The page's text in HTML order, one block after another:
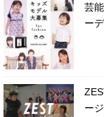
芸
ー
ー